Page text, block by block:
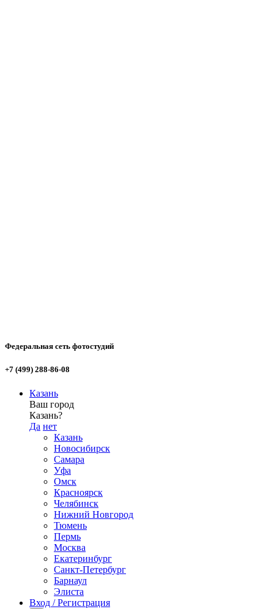
Федеральная сеть фотостудий
+7 (499) 288-86-08
Казань
Ваш город
Казань?
Да нет
Казань
Новосибирск
Самара
Уфа
Омск
Красноярск
Челябинск
Нижний Новгород
Тюмень
Пермь
Москва
Екатеринбург
Санкт-Петербург
Барнаул
Элиста
Вход / Регистрация